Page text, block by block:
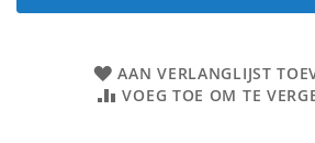
AAN VERLANGLIJST
VOEG TOE OM TE